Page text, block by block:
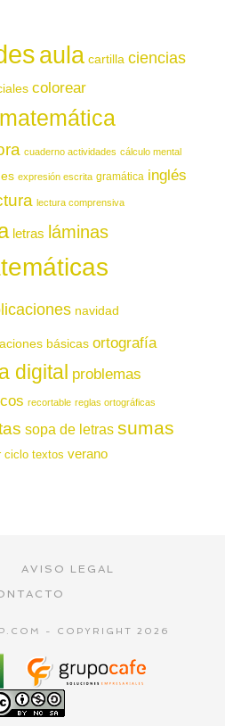
aula cartilla ciencias
colorear
cuaderno actividades cálculo mental
expresión escrita gramática inglés
lectura comprensiva
letras láminas
navidad
básicas ortografía
digital problemas
recortable reglas ortográficas
sopa de letras sumas
ciclo textos verano
AVISO LEGAL
- COPYRIGHT 2026